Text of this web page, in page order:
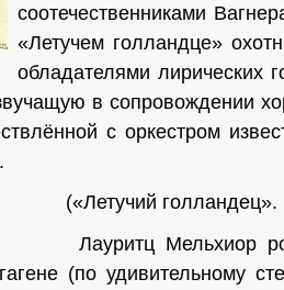
соотечественниками
«Летучем голландце»
обладателями лирических
в сопровождении
с оркестром
(«Летучий
Лауритц Мельхиор
(по уди­вительному